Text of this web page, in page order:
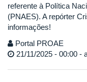
referente à Política
(PNAES). A repórter
informações!
Portal PROAE
21/11/2025 - 00:00 -